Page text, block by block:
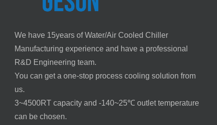
We have 15years of Water/Air Cooled Chiller
Manufacturing experience and have a professional
R&D Engineering team.
You can get a one-stop process cooling solution from
us.
3~4500RT capacity and -140~25℃ outlet temperature
can be chosen.